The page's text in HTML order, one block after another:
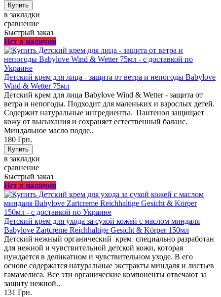
в закладки
сравнение
Быстрый заказ
Нет в наличии
Детский крем для лица - защита от ветра и непогоды Babylove
Wind & Wetter 75мл
Детский крем для лица Babylove Wind & Wetter - защита от
ветра и непогоды. Подходит для маленьких и взрослых детей.
Содержит натуральные ингредиенты. Пантенол защищает
кожу от высыхания и сохраняет естественный баланс.
Миндальное масло подде..
180 Грн.
в закладки
сравнение
Быстрый заказ
Нет в наличии
Детский крем для ухода за сухой кожей с маслом миндаля
Babylove Zartcreme Reichhaltige Gesicht & Körper 150мл
Детский нежный органический крем специально разработан
для нежной и чувствительной детской кожи, которая
нуждается в деликатном и чувствительном уходе. В его
основе содержатся натуральные экстракты миндаля и листьев
гамамелиса. Все эти органические компоненты отвечают за
защиту нежной..
131 Грн.